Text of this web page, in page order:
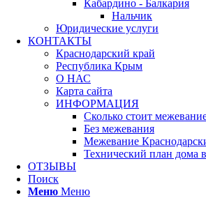
Кабардино - Балкария
Нальчик
Юридические услуги
КОНТАКТЫ
Краснодарский край
Республика Крым
О НАС
Карта сайта
ИНФОРМАЦИЯ
Сколько стоит
Без межевания
Межевание
Технический план дома
ОТЗЫВЫ
Поиск
Меню Меню